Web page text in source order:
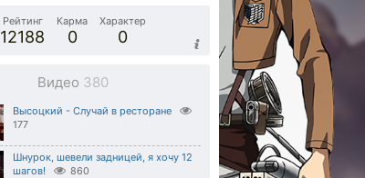
Рейтинг
12188
Карма
0
Характер
0
Видео 380
Высоцкий - Случай в ресторане
177
Шнурок, шевели задницей, я хочу 12
шагов!
860